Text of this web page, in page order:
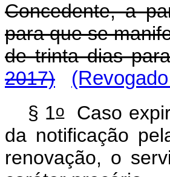
Concedente, a
para que se
de trinta dias
2017)
§ 1oCaso
da notificação
renovação, o